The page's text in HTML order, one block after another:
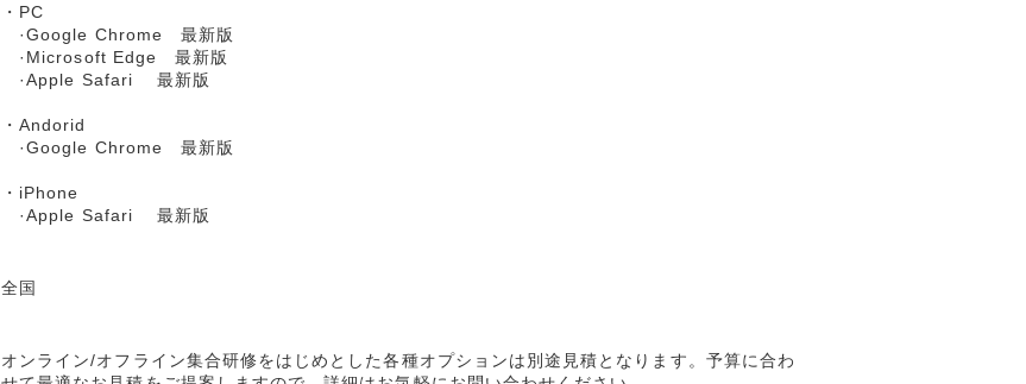
・PC
·Google Chrome 最新版
·Microsoft Edge 最新版
·Apple Safari 最新版
・Andorid
·Google Chrome 最新版
・iPhone
·Apple Safari 最新版
全国
オンライン/オフライン集合研修をはじめとした各種オプションは別途見積となります。予算に合わ